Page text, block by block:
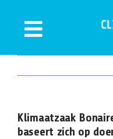
Toggle
Publicaties
Klimaatzaak
baseert zich op